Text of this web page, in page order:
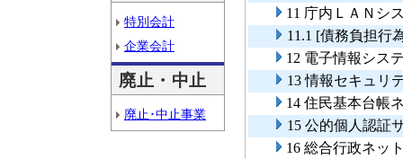
特別会計
企業会計
廃止・中止
廃止･中止事業
11 庁内ＬＡＮシ
11.1 [債務負担行
12 電子情報シス
13 情報セキュリ
14 住民基本台帳
15 公的個人認証
16 総合行政ネッ